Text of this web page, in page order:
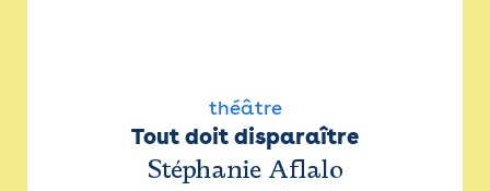
théâtre
Tout doit disparaître
Stéphanie Aflalo